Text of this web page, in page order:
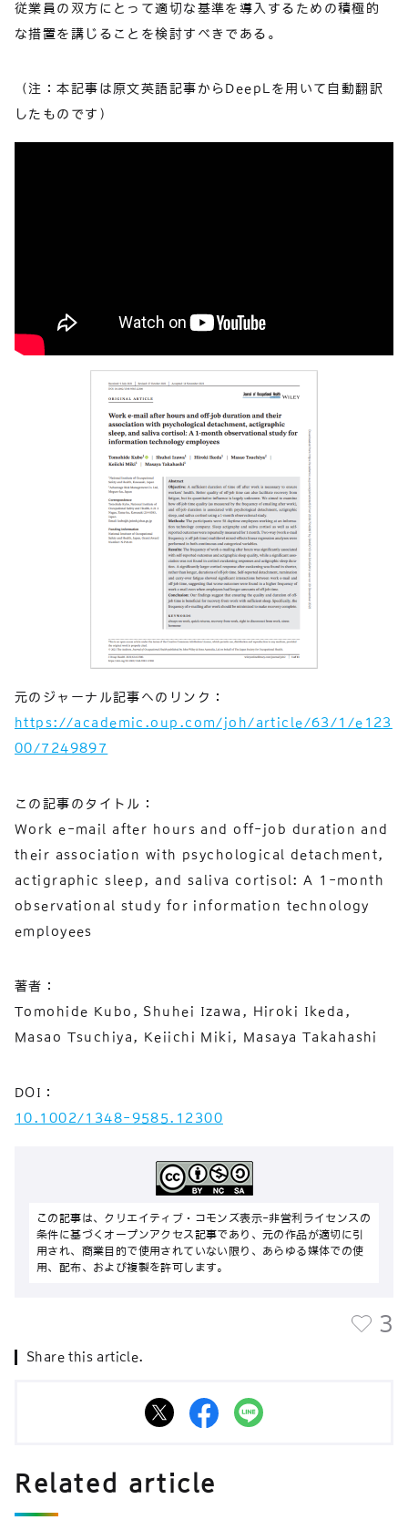
従業員の双方にとって適切な基準を導入するための積極的
な措置を講じることを検討すべきである。
（注：本記事は原文英語記事からDeepLを用いて自動翻訳
したものです）
元のジャーナル記事へのリンク：
https://academic.oup.com/joh/article/63/1/e123
00/7249897
この記事のタイトル：
Work e-mail after hours and off-job duration and
their association with psychological detachment,
actigraphic sleep, and saliva cortisol: A 1-month
observational study for information technology
employees
著者：
Tomohide Kubo, Shuhei Izawa, Hiroki Ikeda,
Masao Tsuchiya, Keiichi Miki, Masaya Takahashi
DOI：
10.1002/1348-9585.12300
この記事は、クリエイティブ・コモンズ表示-非営利ライセンスの
条件に基づくオープンアクセス記事であり、元の作品が適切に引
用され、商業目的で使用されていない限り、あらゆる媒体での使
用、配布、および複製を許可します。
3
Share this article.
Related article